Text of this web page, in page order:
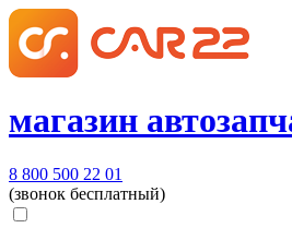
магазин
8 800 500 22 01
(звонок бесплатный)